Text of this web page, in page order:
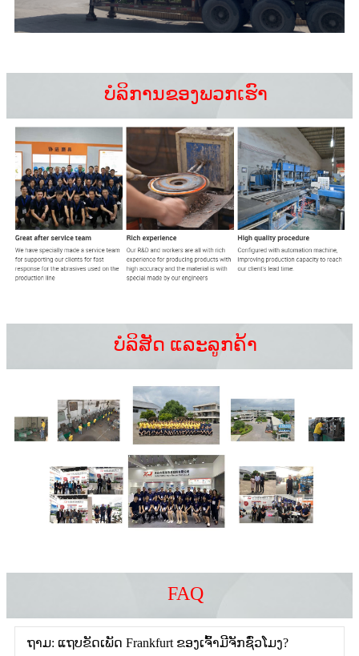
ບໍລິການຂອງພວກເຮົາ
ບໍລິສັດ ແລະລູກຄ້າ
FAQ
ຖາມ: ແຖບຂັດເພັດ Frankfurt ຂອງເຈົ້າມີຈັກຊົ່ວໂມງ?